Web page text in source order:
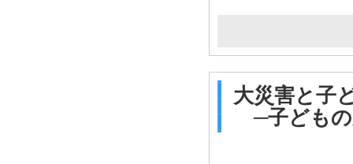
大災害と子
─子どもの